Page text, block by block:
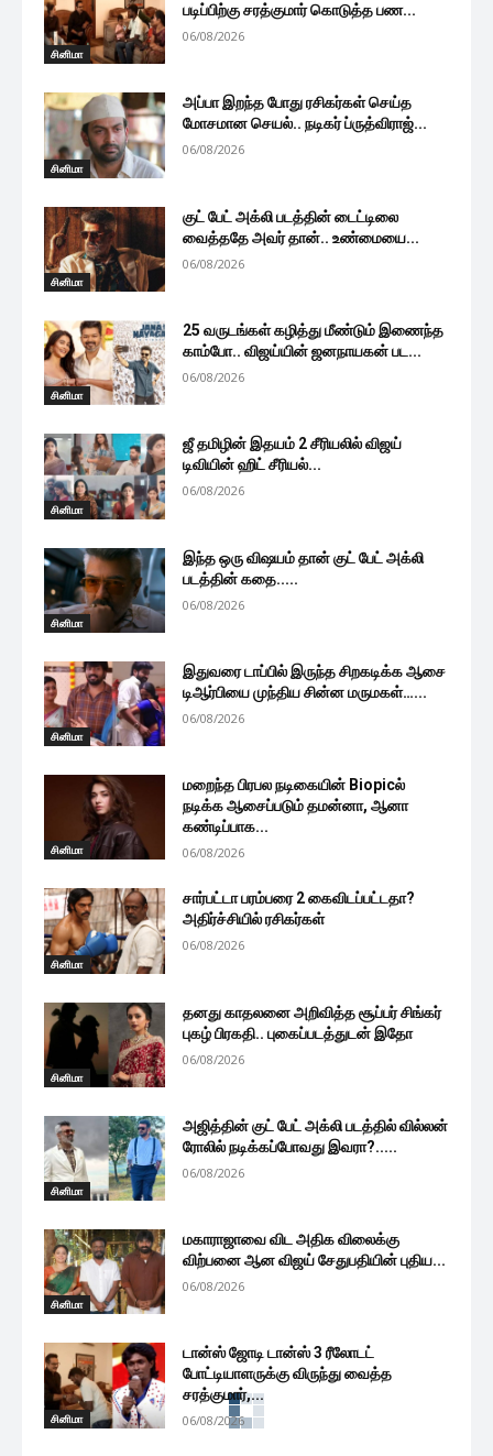
சினிமா
படிப்பிற்கு சரத்குமார் கொடுத்த பண...
06/08/2026
சினிமா
அப்பா இறந்த போது ரசிகர்கள் செய்த
மோசமான செயல்.. நடிகர் ப்ருத்விராஜ்...
06/08/2026
சினிமா
குட் பேட் அக்லி படத்தின் டைட்டிலை
வைத்ததே அவர் தான்.. உண்மையை...
06/08/2026
சினிமா
25 வருடங்கள் கழித்து மீண்டும் இணைந்த
காம்போ.. விஜய்யின் ஜனநாயகன் பட...
06/08/2026
சினிமா
ஜீ தமிழின் இதயம் 2 சீரியலில் விஜய்
டிவியின் ஹிட் சீரியல்...
06/08/2026
சினிமா
இந்த ஒரு விஷயம் தான் குட் பேட் அக்லி
படத்தின் கதை.....
06/08/2026
சினிமா
இதுவரை டாப்பில் இருந்த சிறகடிக்க ஆசை
டிஆர்பியை முந்திய சின்ன மருமகள்…...
06/08/2026
சினிமா
மறைந்த பிரபல நடிகையின் Biopicல்
நடிக்க ஆசைப்படும் தமன்னா, ஆனா
கண்டிப்பாக...
06/08/2026
சினிமா
சார்பட்டா பரம்பரை 2 கைவிடப்பட்டதா?
அதிர்ச்சியில் ரசிகர்கள்
06/08/2026
சினிமா
தனது காதலனை அறிவித்த சூப்பர் சிங்கர்
புகழ் பிரகதி.. புகைப்படத்துடன் இதோ
06/08/2026
சினிமா
அஜித்தின் குட் பேட் அக்லி படத்தில் வில்லன்
ரோலில் நடிக்கப்போவது இவரா?.....
06/08/2026
சினிமா
மகாராஜாவை விட அதிக விலைக்கு
விற்பனை ஆன விஜய் சேதுபதியின் புதிய...
06/08/2026
சினிமா
டான்ஸ் ஜோடி டான்ஸ் 3 ரீலோடட்
போட்டியாளருக்கு விருந்து வைத்த
சரத்குமார்,...
06/08/2026